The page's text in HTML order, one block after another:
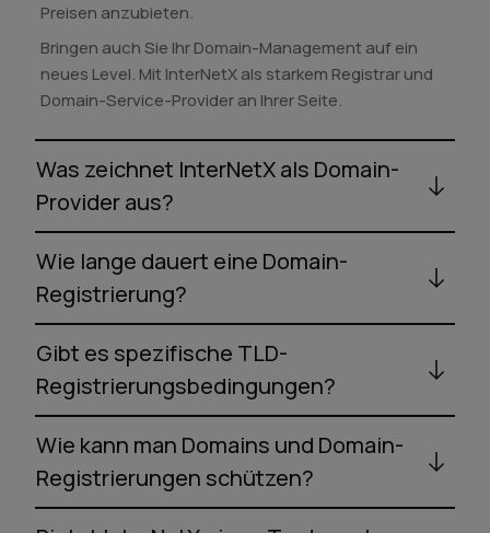
Preisen anzubieten.
Bringen auch Sie Ihr Domain-Management auf ein
neues Level. Mit InterNetX als starkem Registrar und
Domain-Service-Provider an Ihrer Seite.
Was zeichnet InterNetX als Domain-
Provider aus?
Wie lange dauert eine Domain-
Registrierung?
Gibt es spezifische TLD-
Registrierungsbedingungen?
Wie kann man Domains und Domain-
Registrierungen schützen?